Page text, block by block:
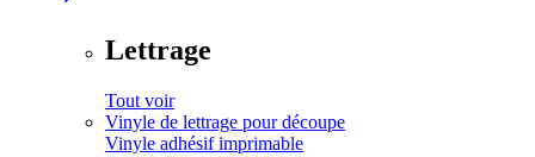
Lettrage
Tout voir
Vinyle de lettrage pour découpe
Vinyle adhésif imprimable